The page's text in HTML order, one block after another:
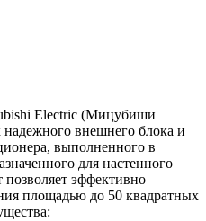
Electric (Мицубиши
внешнего блока и
выполненного в
для настенного
эффективно
площадью до 50 квадратных